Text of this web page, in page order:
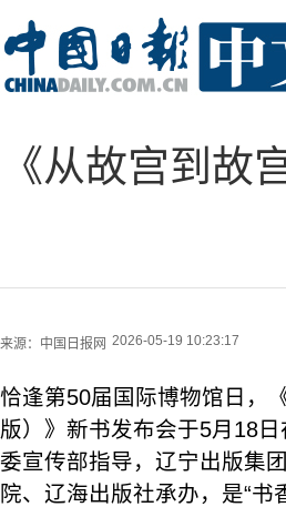
《从故宫到故
来源： 中国日报网 2026-05-19 10:23:17
恰逢第50届国际博物馆日，
版）》新书发布会于5月18
委宣传部指导，辽宁出版集
院、辽海出版社承办，是“